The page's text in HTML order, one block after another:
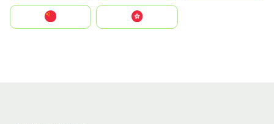
中國香港特別行政區